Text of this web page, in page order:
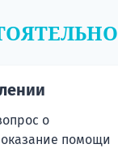
о
оказание помощи